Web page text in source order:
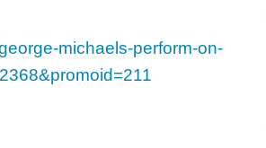
michaels-perform-on-